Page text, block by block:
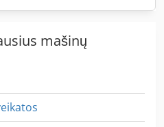
mašinų